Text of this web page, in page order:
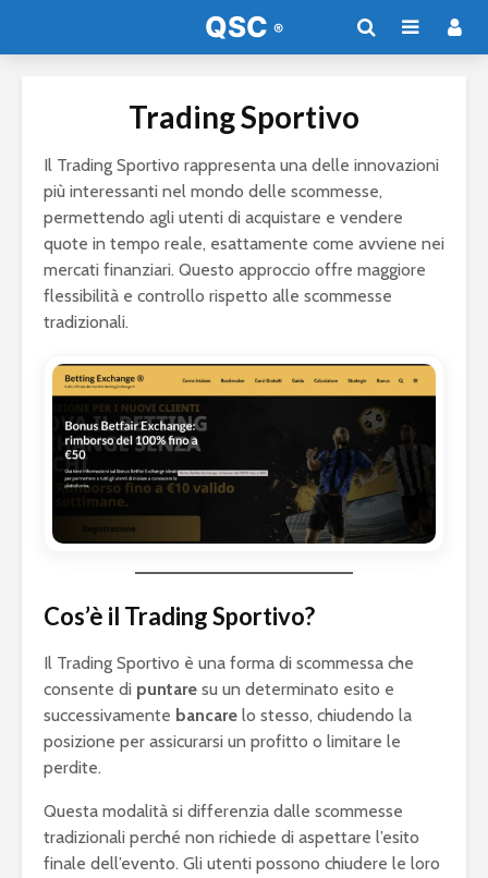
Trading Sportivo
Il Trading Sportivo rappresenta una delle innovazioni
più interessanti nel mondo delle scommesse,
permettendo agli utenti di acquistare e vendere
quote in tempo reale, esattamente come avviene nei
mercati finanziari. Questo approccio offre maggiore
flessibilità e controllo rispetto alle scommesse
tradizionali.
Cos’è il Trading Sportivo?
Il Trading Sportivo è una forma di scommessa che
consente di puntare su un determinato esito e
successivamente bancare lo stesso, chiudendo la
posizione per assicurarsi un profitto o limitare le
perdite.
Questa modalità si differenzia dalle scommesse
tradizionali perché non richiede di aspettare l’esito
finale dell’evento. Gli utenti possono chiudere le loro